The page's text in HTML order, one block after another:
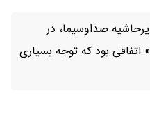
صداوسیما، در
بود که توجه بسیاری